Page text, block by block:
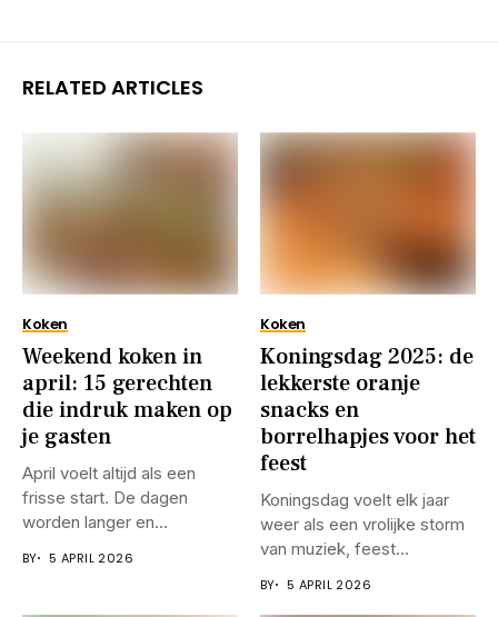
RELATED ARTICLES
Koken
Weekend koken in
april: 15 gerechten
die indruk maken op
je gasten
April voelt altijd als een
frisse start. De dagen
worden langer en...
BY 5 APRIL 2026
Koken
Koningsdag 2025: de
lekkerste oranje
snacks en
borrelhapjes voor het
feest
Koningsdag voelt elk jaar
weer als een vrolijke storm
van muziek, feest...
BY 5 APRIL 2026